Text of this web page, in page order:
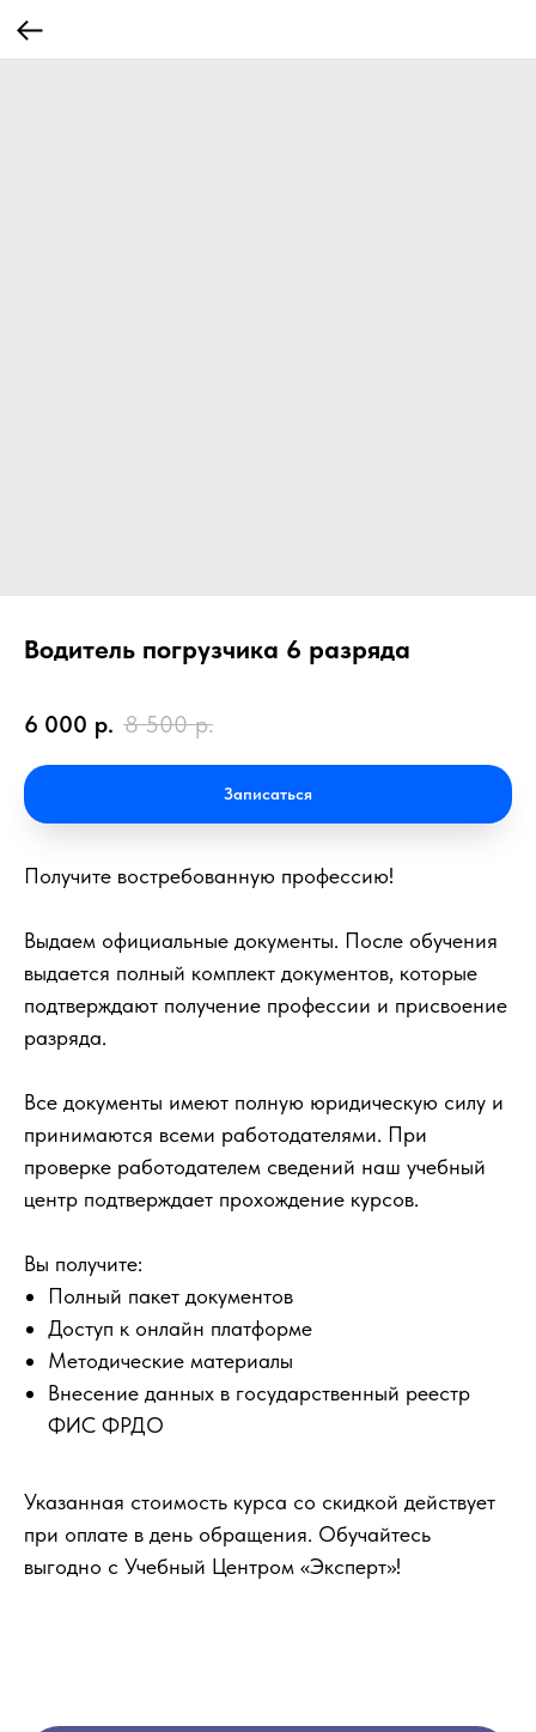
Водитель погрузчика 6 разряда
6 000 р. 8 500 р.
Записаться
Получите востребованную профессию!
Выдаем официальные документы. После обучения
выдается полный комплект документов, которые
подтверждают получение профессии и присвоение
разряда.
Все документы имеют полную юридическую силу и
принимаются всеми работодателями. При
проверке работодателем сведений наш учебный
центр подтверждает прохождение курсов.
Вы получите:
Полный пакет документов
Доступ к онлайн платформе
Методические материалы
Внесение данных в государственный реестр
ФИС ФРДО
Указанная стоимость курса со скидкой действует
при оплате в день обращения. Обучайтесь
выгодно с Учебный Центром «Эксперт»!